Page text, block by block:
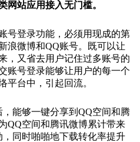
网站应用接入无门槛。
号登录功能，必须用现成的第
浪微博和QQ账号。既可以让
，又省去用户记住过多账号的
账号登录能够让用户的每一个
平台中，引起回流。
能够一键分享到QQ空间和腾
QQ空间和腾讯微博累计带来
同时啪啪地下载转化率提升